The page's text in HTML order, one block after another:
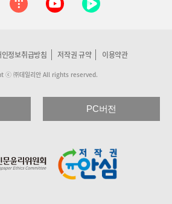
정보취급방침 저작권 규약 이용약관
ⓒ ㈜데일리안 All rights reserved.
PC버전